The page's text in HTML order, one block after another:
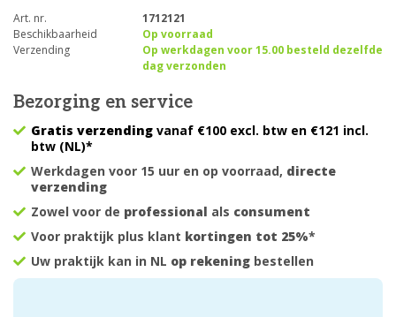
Art. nr.
1712121
Beschikbaarheid
Op voorraad
Verzending
Op werkdagen voor 15.00 besteld dezelfde
dag verzonden
Bezorging en service
Gratis verzending vanaf €100 excl. btw en €121 incl.
btw (NL)*
Werkdagen voor 15 uur en op voorraad, directe
verzending
Zowel voor de professional als consument
Voor praktijk plus klant kortingen tot 25%*
Uw praktijk kan in NL op rekening bestellen